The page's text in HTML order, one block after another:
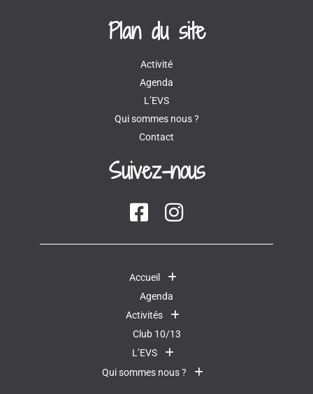
Plan du site
Activité
Agenda
L’EVS
Qui sommes nous ?
Contact
Suivez-nous
Accueil
Agenda
Activités
Club 10/13
L’EVS
Qui sommes nous ?